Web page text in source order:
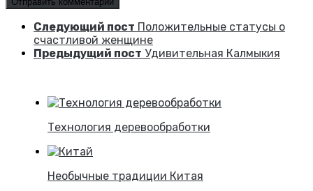
Следующий пост Положительные статусы о
счастливой женщине
Предыдущий пост Удивительная Калмыкия
Технология деревообработки
Необычные традиции Китая